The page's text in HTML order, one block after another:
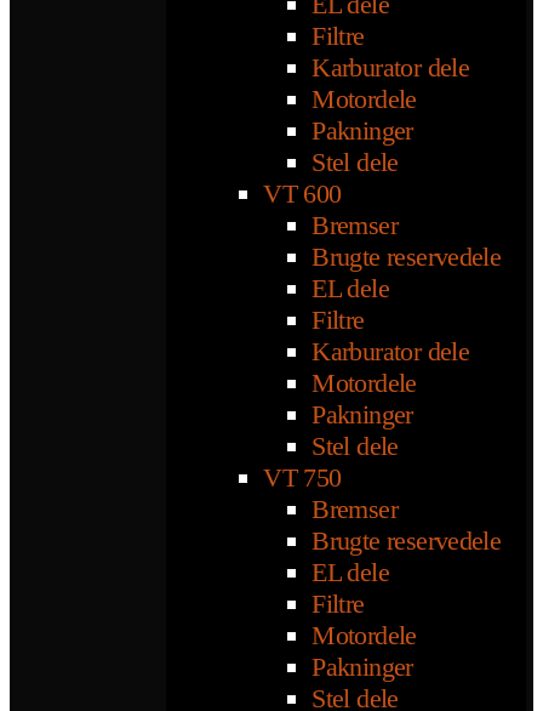
Filtre
Karburator dele
Motordele
Pakninger
Stel dele
VT 600
Bremser
Brugte reservedele
EL dele
Filtre
Karburator dele
Motordele
Pakninger
Stel dele
VT 750
Bremser
Brugte reservedele
EL dele
Filtre
Motordele
Pakninger
Stel dele